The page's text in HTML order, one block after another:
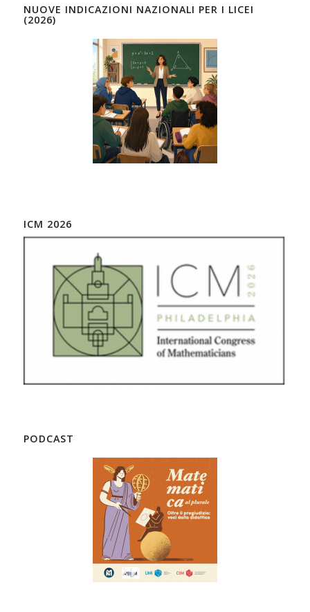
NUOVE INDICAZIONI NAZIONALI PER I LICEI
(2026)
ICM 2026
PODCAST